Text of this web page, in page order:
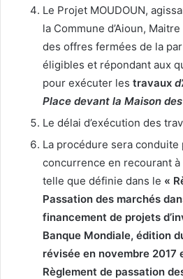
Le Projet MOUDOUN,
la Commune d’Aioun,
des offres fermées de la
éligibles et répondant aux
pour exécuter les travaux
Place devant la Maison
Le délai d’exécution des
La procédure sera conduite
concurrence en recourant à
telle que définie dans le «
Passation des marchés
financement de projets
Banque Mondiale, édition
révisée en novembre 2017
Règlement de passation